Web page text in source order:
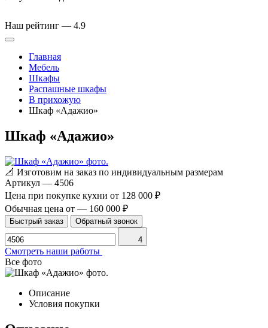
Наш рейтинг — 4.9
Главная
Мебель
Шкафы
Распашные шкафы
В прихожую
Шкаф «Адажио»
Шкаф «Адажио»
📐 Изготовим на заказ по индивидуальным размерам
Артикул — 4506
Цена при покупке кухни от 128 000 ₽
Обычная цена от — 160 000 ₽
Быстрый заказ Обратный звонок
4
Смотреть наши работы
Все фото
Описание
Условия покупки